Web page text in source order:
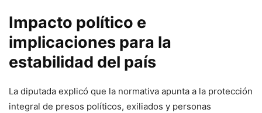
Impacto político e
implicaciones para la
estabilidad del país
La diputada explicó que la normativa apunta a la protección
integral de presos políticos, exiliados y personas